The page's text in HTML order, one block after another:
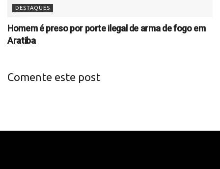
DESTAQUES
Homem é preso por porte ilegal de arma de fogo em
Aratiba
Comente este post